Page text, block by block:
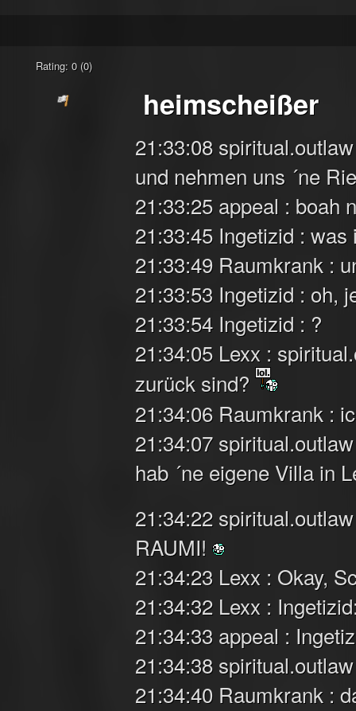
Rating: 0 (0)
heimscheißer
21:33:08
und nehmen uns ´ne
21:33:25 appeal : boah
21:33:45 Ingetizid :
21:33:49 Raumkrank :
21:33:53 Ingetizid : oh,
21:33:54 Ingetizid : ?
21:34:05 Lexx :
zurück sind?
21:34:06 Raumkrank :
21:34:07
hab ´ne eigene Villa in
21:34:22
RAUMI!
21:34:23 Lexx : Okay,
21:34:32 Lexx :
21:34:33 appeal :
21:34:38
21:34:40 Raumkrank :